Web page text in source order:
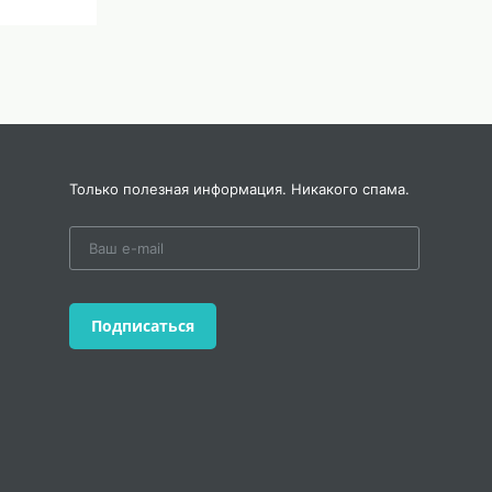
Только полезная информация. Никакого спама.
Подписаться